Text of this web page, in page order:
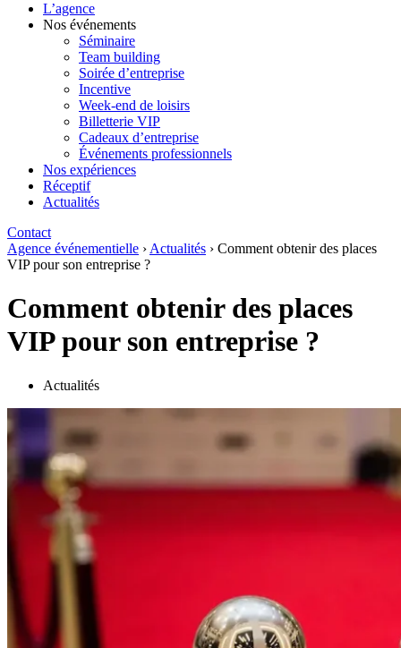
L’agence
Nos événements
Séminaire
Team building
Soirée d’entreprise
Incentive
Week-end de loisirs
Billetterie VIP
Cadeaux d’entreprise
Événements professionnels
Nos expériences
Réceptif
Actualités
Contact
Agence événementielle › Actualités › Comment obtenir des places
VIP pour son entreprise ?
Comment obtenir des places
VIP pour son entreprise ?
Actualités